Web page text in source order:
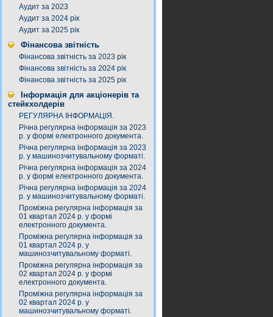
Аудит за 2023
Аудит за 2024 рік
Аудит за 2025 рік
Фінансова звітність
Фінансова звітність за 2023 рік
Фінансова звітність за 2024 рік
Фінансова звітність за 2025 рік
Інформація для акціонерів та
стейкхолдерів
РЕГУЛЯРНА ІНФОРМАЦІЯ.
Річна регулярна інформація за 2023
р. у формі електронного документа.
Річна регулярна інформація за 2023
р. у машинозчитувальному форматі.
Річна регулярна інформація за 2024
р. у формі електронного документа.
Річна регулярна інформація за 2024
р. у машинозчитувальному форматі.
Проміжна регулярна інформація за
01 квартал 2024 р. у формі
електронного документа.
Проміжна регулярна інформація за
01 квартал 2024 р. у
машинозчитувальному форматі.
Проміжна регулярна інформація за
02 квартал 2024 р. у формі
електронного документа.
Проміжна регулярна інформація за
02 квартал 2024 р. у
машинозчитувальному форматі.